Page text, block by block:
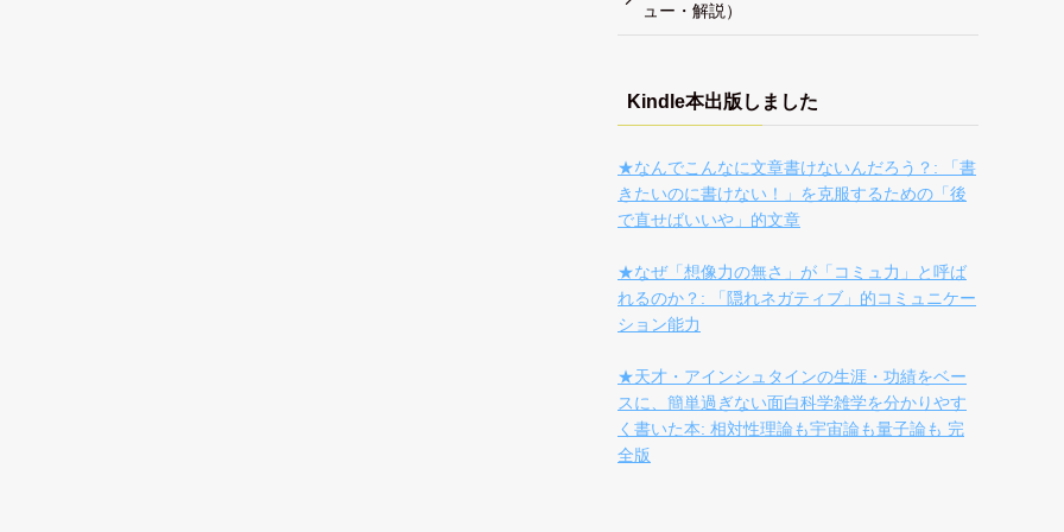
ュー・解説）
Kindle本出版しました
★なんでこんなに文章書けないんだろう？: 「書
きたいのに書けない！」を克服するための「後
で直せばいいや」的文章
★なぜ「想像力の無さ」が「コミュ力」と呼ば
れるのか？: 「隠れネガティブ」的コミュニケー
ション能力
★天才・アインシュタインの生涯・功績をベー
スに、簡単過ぎない面白科学雑学を分かりやす
く書いた本: 相対性理論も宇宙論も量子論も 完
全版